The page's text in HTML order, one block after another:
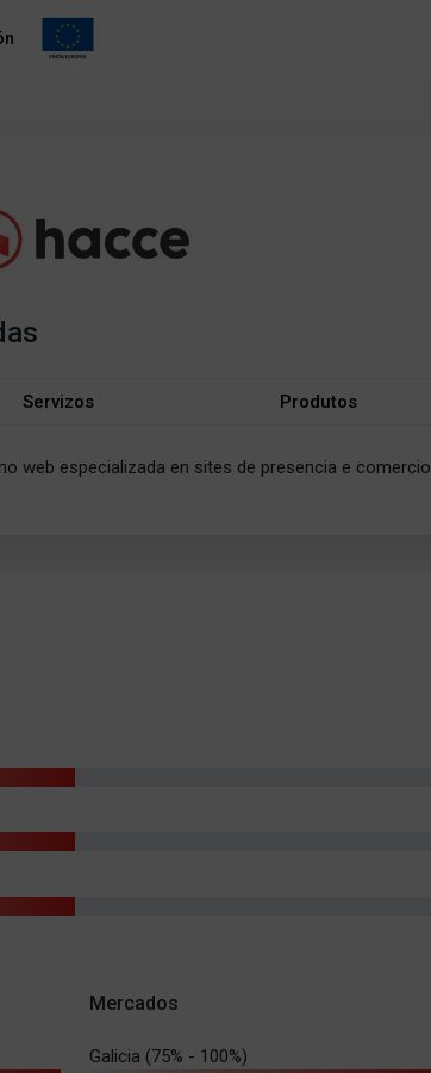
Servizos Produtos
web especializada en sites de presencia e comercio
Mercados
Galicia (75% - 100%)